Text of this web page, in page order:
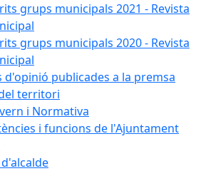
grups municipals 2021 - Revista
grups municipals 2020 - Revista
d'opinió publicades a la premsa
territori
i Normativa
i funcions de l'Ajuntament